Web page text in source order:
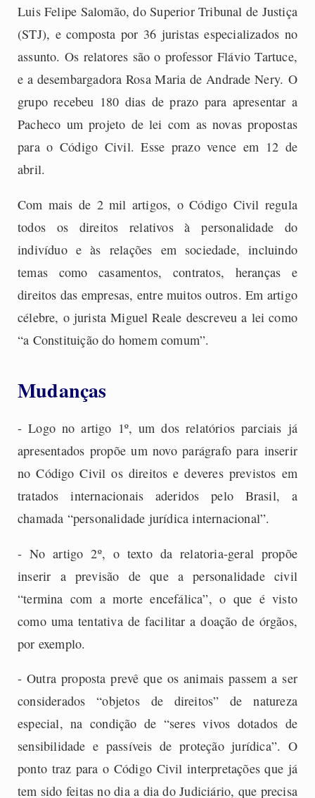
Luis Felipe Salomão, do Superior Tribunal de Justiça
(STJ), e composta por 36 juristas especializados no
assunto. Os relatores são o professor Flávio Tartuce,
e a desembargadora Rosa Maria de Andrade Nery. O
grupo recebeu 180 dias de prazo para apresentar a
Pacheco um projeto de lei com as novas propostas
para o Código Civil. Esse prazo vence em 12 de
abril.
Com mais de 2 mil artigos, o Código Civil regula
todos os direitos relativos à personalidade do
indivíduo e às relações em sociedade, incluindo
temas como casamentos, contratos, heranças e
direitos das empresas, entre muitos outros. Em artigo
célebre, o jurista Miguel Reale descreveu a lei como
“a Constituição do homem comum”.
Mudanças
- Logo no artigo 1º, um dos relatórios parciais já
apresentados propõe um novo parágrafo para inserir
no Código Civil os direitos e deveres previstos em
tratados internacionais aderidos pelo Brasil, a
chamada “personalidade jurídica internacional”.
- No artigo 2º, o texto da relatoria-geral propõe
inserir a previsão de que a personalidade civil
“termina com a morte encefálica”, o que é visto
como uma tentativa de facilitar a doação de órgãos,
por exemplo.
- Outra proposta prevê que os animais passem a ser
considerados “objetos de direitos” de natureza
especial, na condição de “seres vivos dotados de
sensibilidade e passíveis de proteção jurídica”. O
ponto traz para o Código Civil interpretações que já
tem sido feitas no dia a dia do Judiciário, que precisa